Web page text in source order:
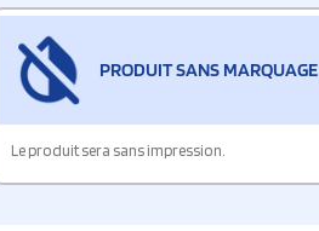
PRODUIT SANS MARQUAGE
Le produit sera sans impression.